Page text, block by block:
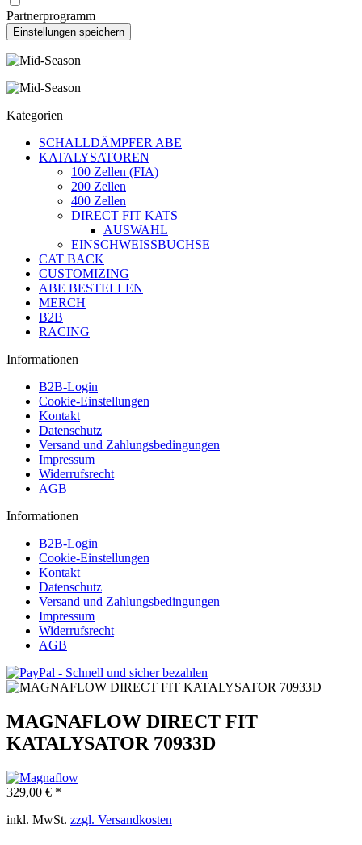
Partnerprogramm
Kategorien
SCHALLDÄMPFER ABE
KATALYSATOREN
100 Zellen (FIA)
200 Zellen
400 Zellen
DIRECT FIT KATS
AUSWAHL
EINSCHWEISSBUCHSE
CAT BACK
CUSTOMIZING
ABE BESTELLEN
MERCH
B2B
RACING
Informationen
B2B-Login
Cookie-Einstellungen
Kontakt
Datenschutz
Versand und Zahlungsbedingungen
Impressum
Widerrufsrecht
AGB
Informationen
B2B-Login
Cookie-Einstellungen
Kontakt
Datenschutz
Versand und Zahlungsbedingungen
Impressum
Widerrufsrecht
AGB
MAGNAFLOW DIRECT FIT
KATALYSATOR 70933D
329,00 € *
inkl. MwSt. zzgl. Versandkosten